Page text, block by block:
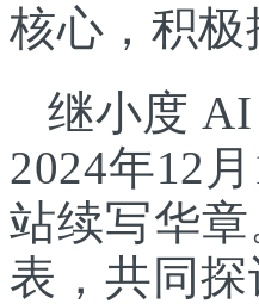
核心，积
继小度
2024年12
站续写华
表，共同